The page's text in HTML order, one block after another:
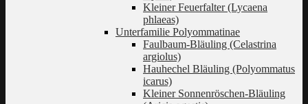
Kleiner Feuerfalter (Lycaena
phlaeas)
Unterfamilie Polyommatinae
Faulbaum-Bläuling (Celastrina
argiolus)
Hauhechel Bläuling (Polyommatus
icarus)
Kleiner Sonnenröschen-Bläuling